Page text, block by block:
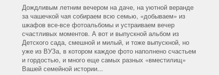
Дождливым летним вечером на даче, на уютной веранде
за чашечкой чая собираем всю семью, «добываем» из
шкафов все-все фотоальбомы и устраиваем вечер
счастливых моментов. А вот и выпускной альбом из
Детского сада, смешной и милый, и тоже выпускной, но
уже из ВУЗа, в котором каждое фото наполнено счастьем
и гордостью, и много еще самых разных «вместилищ»
Вашей семейной истории...